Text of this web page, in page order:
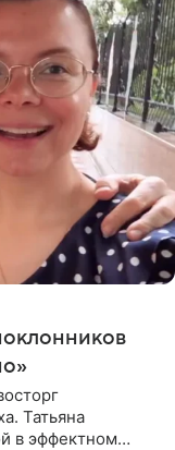
Татьяна
в эффектном